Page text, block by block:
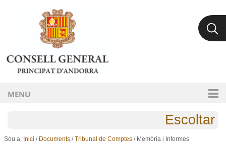
Ves al contingut.
Salta a la navegació
MENU
Escoltar
Sou a: Inici / Documents /Tribunal de Comptes / Memòria i Informes